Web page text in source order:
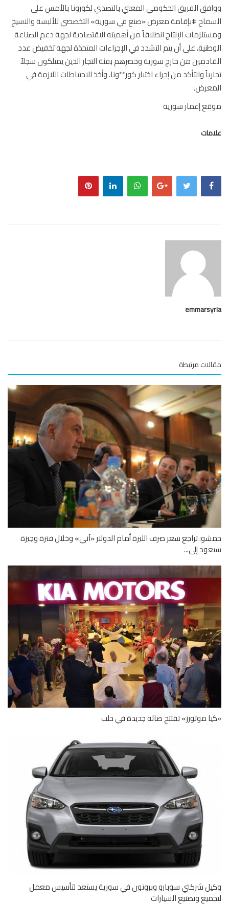
الفريق الحكومي المعني بالتصدي لكورونا بالأمس على
#بإقامة معرض «صنع في سورية» التخصصي للألبسة والنسيج
الإنتاج انطلاقاً من أهميته الاقتصادية لجهة دعم الصناعة
على أن يتم التشدد في الإجراءات المتخذة لجهة تخفيض عدد
من خارج سورية وحصرهم بفئة التجار الذين يمتلكون سجلاً
والتأكد من إجراء اختبار كور**ونا، وأخذ الاحتياطات اللازمة في
إعمار سورية
مرتبطة
تراجع سعر صرف الليرة أمام الدولار «آني» وخلال فترة وجيزة
إلى...
موتورز» تفتتح صالة جديدة في حلب
شركتي سوبارو وبروتون في سورية يستعد لتأسيس معمل
وتصنيع السيارات